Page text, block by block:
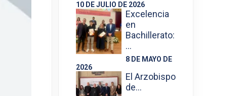
10 DE JULIO DE 2026
Excelencia
en
Bachillerato:
…
8 DE MAYO DE
2026
El Arzobispo
de…